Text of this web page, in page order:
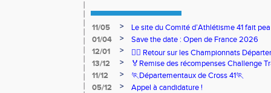
11/05 >
Le site du Comité d’Athlétisme 41 fait
01/04
>
Save the date : Open de France 2026
12/01
>
🏃‍♂️ Retour sur les Championnats
13/12
>
🏅Remise des récompenses Challenge
11/12
>
🏃Départementaux de Cross 41🏃
05/12
>
Appel à candidature !